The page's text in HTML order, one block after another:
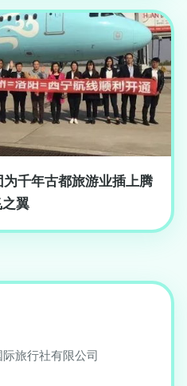
千年古都旅游业插上腾
翼
旅行社有限公司